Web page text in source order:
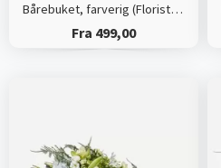
Bårebuket, farverig (Floristens kreative valg) med bånd
Fra 499,00